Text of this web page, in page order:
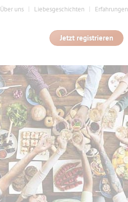
Über uns Liebesgeschichten Erfahrungen
Jetzt registrieren